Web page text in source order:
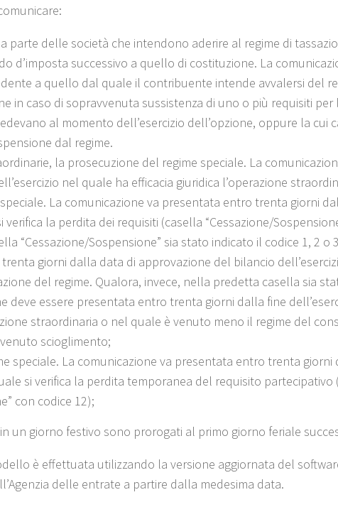
parte delle società che intendono aderire al regime di
d’imposta successivo a quello di costituzione. La
a quello dal quale il contribuente intende avvalersi del
in caso di sopravvenuta sussistenza di uno o più requisiti
al momento dell’esercizio dell’opzione, oppure la cui
dal regime.
la prosecuzione del regime speciale. La
nel quale ha efficacia giuridica l’operazione
La comunicazione va presentata entro trenta giorni
verifica la perdita dei requisiti (casella “Cessazione/
“Cessazione/Sospensione” sia stato indicato il codice 1, 2 o
giorni dalla data di approvazione del bilancio
del regime. Qualora, invece, nella predetta casella sia
deve essere presentata entro trenta giorni dalla fine
straordinaria o nel quale è venuto meno il regime del
scioglimento;
speciale. La comunicazione va presentata entro trenta giorni
si verifica la perdita temporanea del requisito partecipativo
con codice 12);
un giorno festivo sono prorogati al primo giorno feriale
è effettuata utilizzando la versione aggiornata del
delle entrate a partire dalla medesima data.